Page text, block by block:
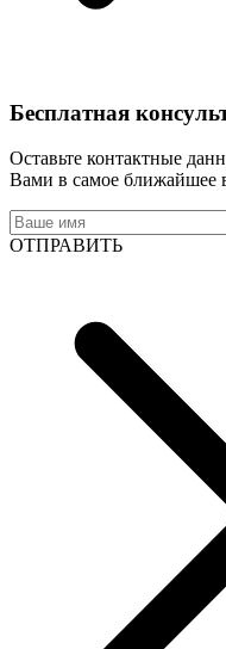
Бесплатная
Оставьте контактные
Вами в самое ближайшее
ОТПРАВИТЬ